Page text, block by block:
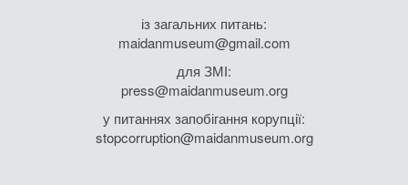
із загальних питань:
maidanmuseum@gmail.com
для ЗМІ:
press@maidanmuseum.org
у питаннях запобігання корупції:
stopcorruption@maidanmuseum.org